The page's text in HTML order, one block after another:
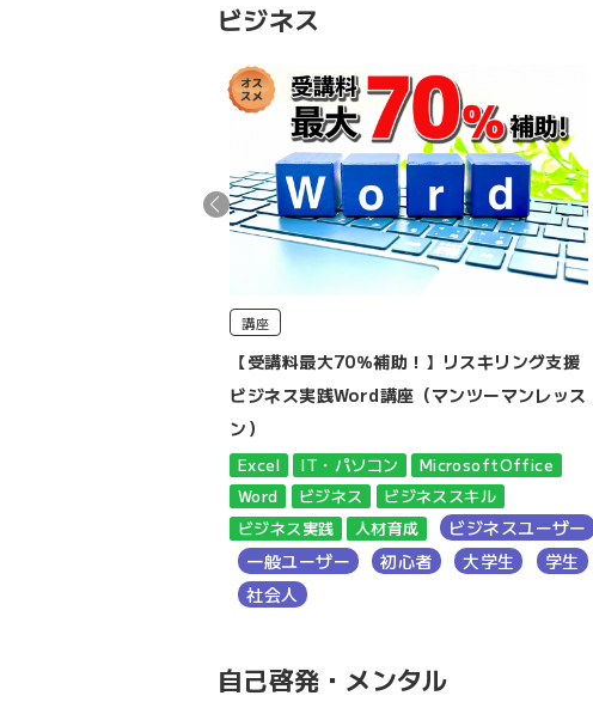
ビジネス
講座
【受講料最大70％補助！】リスキリング支援
ビジネス実践Word講座（マンツーマンレッス
ン）
Excel IT・パソコン
MicrosoftOffice
Word
ビジネス
ビジネススキル
ビジネス実践
人材育成
ビジネスユーザー
一般ユーザー
初心者 大学生
学生
社会人
自己啓発・メンタル